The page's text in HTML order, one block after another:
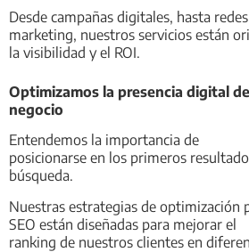
Desde campañas digitales, hasta
marketing, nuestros servicios están
la visibilidad y el ROI.
Optimizamos la presencia digital
negocio
Entendemos la importancia de
posicionarse en los primeros
búsqueda.
Nuestras estrategias de optimización
SEO están diseñadas para mejorar el
ranking de nuestros clientes en